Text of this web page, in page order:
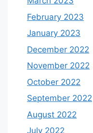
February 2023
January 2023
December 2022
November 2022
October 2022
September 2022
August 2022
July 2022